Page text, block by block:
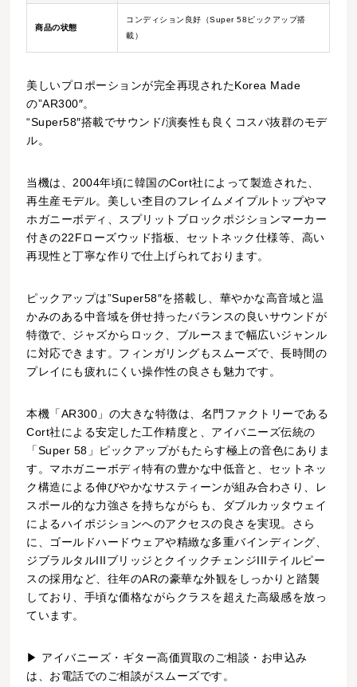
商品の状態
コンディション良好（Super 58ピックアップ搭
載）
美しいプロポーションが完全再現されたKorea Made
の”AR300″。
“Super58″搭載でサウンド/演奏性も良くコスパ抜群のモデ
ル。
当機は、2004年頃に韓国のCort社によって製造された、
再生産モデル。美しい杢目のフレイムメイプルトップやマ
ホガニーボディ、スプリットブロックポジションマーカー
付きの22Fローズウッド指板、セットネック仕様等、高い
再現性と丁寧な作りで仕上げられております。
ピックアップは”Super58″を搭載し、華やかな高音域と温
かみのある中音域を併せ持ったバランスの良いサウンドが
特徴で、ジャズからロック、ブルースまで幅広いジャンル
に対応できます。フィンガリングもスムーズで、長時間の
プレイにも疲れにくい操作性の良さも魅力です。
本機「AR300」の大きな特徴は、名門ファクトリーである
Cort社による安定した工作精度と、アイバニーズ伝統の
「Super 58」ピックアップがもたらす極上の音色にありま
す。マホガニーボディ特有の豊かな中低音と、セットネッ
ク構造による伸びやかなサスティーンが組み合わさり、レ
スポール的な力強さを持ちながらも、ダブルカッタウェイ
によるハイポジションへのアクセスの良さを実現。さら
に、ゴールドハードウェアや精緻な多重バインディング、
ジブラルタルIIIブリッジとクイックチェンジIIIテイルピー
スの採用など、往年のARの豪華な外観をしっかりと踏襲
しており、手頃な価格ながらクラスを超えた高級感を放っ
ています。
▶ アイバニーズ・ギター高価買取のご相談・お申込み
は、お電話でのご相談がスムーズです。